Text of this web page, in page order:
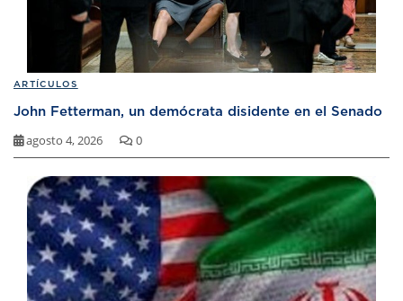
ARTÍCULOS
John Fetterman, un demócrata disidente en el Senado
agosto 4, 2026 0